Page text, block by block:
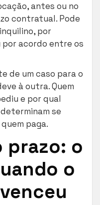
antes ou no
contratual. Pode
por
acordo entre os
de um caso para o
à outra. Quem
e por qual
se
paga.
prazo: o
o